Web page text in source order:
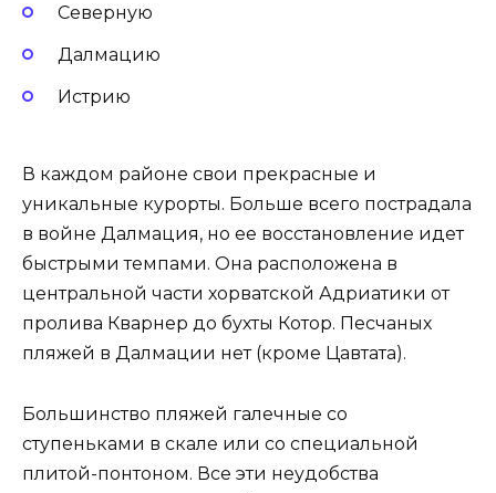
Северную
Далмацию
Истрию
В каждом районе свои прекрасные и
уникальные курорты. Больше всего пострадала
в войне Далмация, но ее восстановление идет
быстрыми темпами. Она расположена в
центральной части хорватской Адриатики от
пролива Кварнер до бухты Котор. Песчаных
пляжей в Далмации нет (кроме Цавтата).
Большинство пляжей галечные со
ступеньками в скале или со специальной
плитой-понтоном. Все эти неудобства